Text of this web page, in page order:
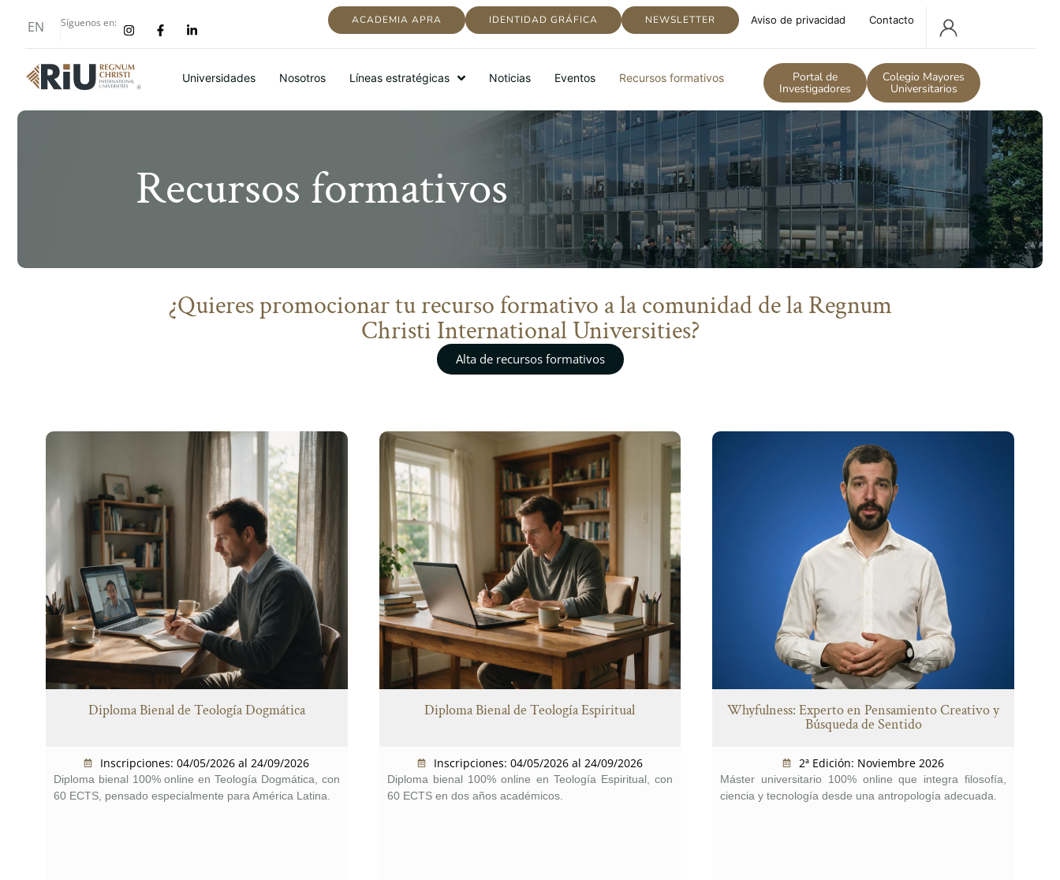
EN Síguenos en: ACADEMIA APRA IDENTIDAD GRÁFICA NEWSLETTER Aviso de privacidad Contacto
Universidades Nosotros Líneas estratégicas Noticias Eventos Recursos formativos Portal de
Investigadores
Colegio Mayores
Universitarios
Recursos formativos
¿Quieres promocionar tu recurso formativo a la comunidad de la Regnum
Christi International Universities?
Alta de recursos formativos
Diploma Bienal de Teología Dogmática
Inscripciones: 04/05/2026 al 24/09/2026
Diploma bienal 100% online en Teología Dogmática, con
60 ECTS, pensado especialmente para América Latina.
Diploma Bienal de Teología Espiritual
Inscripciones: 04/05/2026 al 24/09/2026
Diploma bienal 100% online en Teología Espiritual, con
60 ECTS en dos años académicos.
Whyfulness: Experto en Pensamiento Creativo y
Búsqueda de Sentido
2ª Edición: Noviembre 2026
Máster universitario 100% online que integra filosofía,
ciencia y tecnología desde una antropología adecuada.